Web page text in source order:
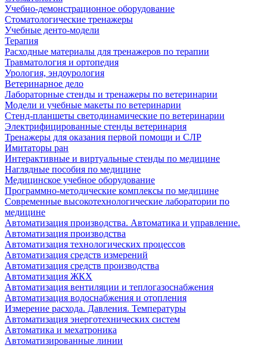
Учебно-демонстрационное оборудование
Стоматологические тренажеры
Учебные денто-модели
Терапия
Расходные материалы для тренажеров по терапии
Травматология и ортопедия
Урология, эндоурология
Ветеринарное дело
Лабораторные стенды и тренажеры по ветеринарии
Модели и учебные макеты по ветеринарии
Стенд-планшеты светодинамические по ветеринарии
Электрифицированные стенды ветеринария
Тренажеры для оказания первой помощи и СЛР
Имитаторы ран
Интерактивные и виртуальные стенды по медицине
Наглядные пособия по медицине
Медицинское учебное оборудование
Программно-методические комплексы по медицине
Современные высокотехнологические лаборатории по
медицине
Автоматизация производства. Автоматика и управление.
Автоматизация производства
Автоматизация технологических процессов
Автоматизация средств измерений
Автоматизация средств производства
Автоматизация ЖКХ
Автоматизация вентиляции и теплогазоснабжения
Автоматизация водоснабжения и отопления
Измерение расхода. Давления. Температуры
Автоматизация энерготехнических систем
Автоматика и мехатроника
Автоматизированные линии